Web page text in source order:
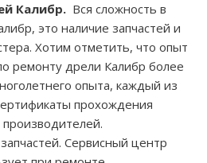
Калибр. Вся сложность в
это наличие запчастей и
Хотим отметить, что опыт
ремонту дрели Калибр более
опыта, каждый из
прохождения
Сервисный центр